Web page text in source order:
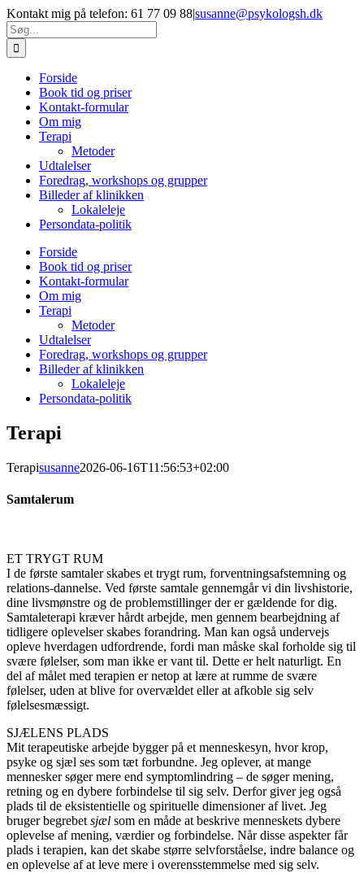
Skip
to
content
Kontakt mig på telefon: 61 77 09 88|susanne@psykologsh.dk
Søg
efter:
Forside
Book tid og priser
Kontakt-formular
Om mig
Terapi
Metoder
Udtalelser
Foredrag, workshops og grupper
Billeder af klinikken
Lokaleleje
Persondata-politik
Forside
Book tid og priser
Kontakt-formular
Om mig
Terapi
Metoder
Udtalelser
Foredrag, workshops og grupper
Billeder af klinikken
Lokaleleje
Persondata-politik
Terapi
Terapisusanne2026-06-16T11:56:53+02:00
Samtalerum
ET TRYGT RUM
I de første samtaler skabes et trygt rum, forventningsafstemning og
relations-dannelse. Ved første samtale gennemgår vi din livshistorie,
dine livsmønstre og de problemstillinger der er gældende for dig.
Samtaleterapi kræver hårdt arbejde, men gennem bearbejdning af
tidligere oplevelser skabes forandring. Man kan også undervejs
opleve hverdagen udfordrende, fordi man måske skal forholde sig til
svære følelser, som man ikke er vant til. Dette er helt naturligt. En
del af målet med terapien er netop at lære at rumme de svære
følelser, uden at blive for overvældet eller at afkoble sig selv
følelsesmæssigt.
SJÆLENS PLADS
Mit terapeutiske arbejde bygger på et menneskesyn, hvor krop,
psyke og sjæl ses som tæt forbundne. Jeg oplever, at mange
mennesker søger mere end symptomlindring – de søger mening,
retning og en dybere forbindelse til sig selv. Derfor giver jeg også
plads til de eksistentielle og spirituelle dimensioner af livet. Jeg
bruger begrebet sjæl som en måde at beskrive menneskets dybere
oplevelse af mening, værdier og forbindelse. Når disse aspekter får
plads i terapien, kan det skabe større selvforståelse, indre balance og
en oplevelse af at leve mere i overensstemmelse med sig selv.